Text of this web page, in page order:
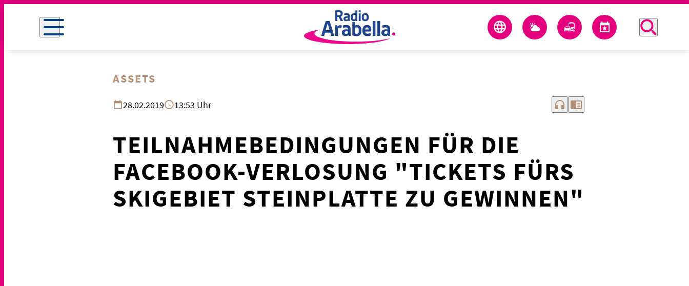
ASSETS
28.02.2019 13:53 Uhr headphones chrome_reader_mode
TEILNAHMEBEDINGUNGEN FÜR DIE
FACEBOOK-VERLOSUNG "TICKETS FÜRS
SKIGEBIET STEINPLATTE ZU GEWINNEN"